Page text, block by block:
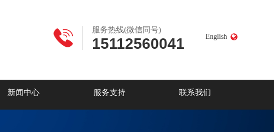
English
服务热线(微信同号)
15112560041
新闻中心 服务支持 联系我们